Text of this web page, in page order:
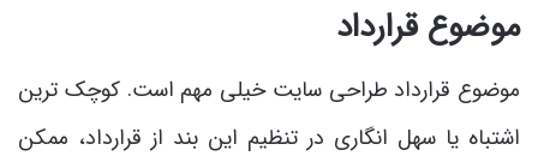
موضوع قرارداد
موضوع قرارداد طراحی سایت خیلی مهم است. کوچک ترین
اشتباه یا سهل انگاری در تنظیم این بند از قرارداد، ممکن